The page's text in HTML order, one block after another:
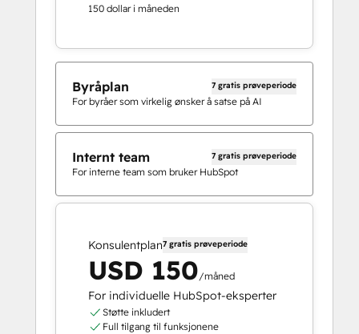
150 dollar i måneden
Byråplan 7 gratis prøveperiode
For byråer som virkelig ønsker å satse på AI
Internt team 7 gratis prøveperiode
For interne team som bruker HubSpot
Konsulentplan7 gratis prøveperiode
USD 150/måned
For individuelle HubSpot-eksperter
Støtte inkludert
Full tilgang til funksjonene